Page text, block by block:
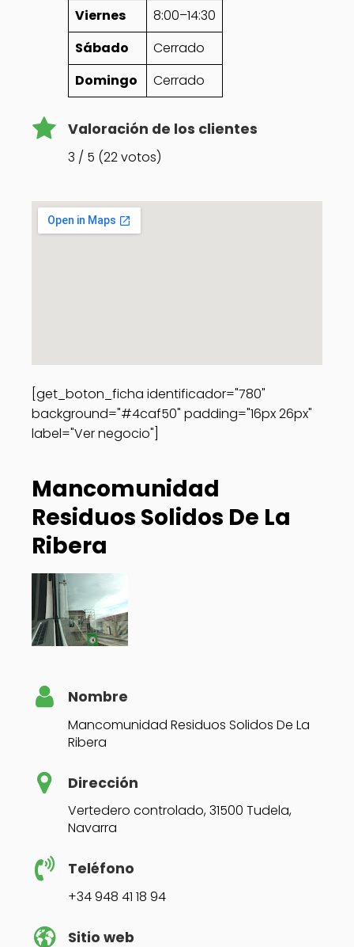
Viernes
8:00–14:30
Sábado
Cerrado
Domingo
Cerrado
Valoración de los clientes
3 / 5 (22 votos)
[get_boton_ficha identificador="780"
background="#4caf50" padding="16px 26px"
label="Ver negocio"]
Mancomunidad
Residuos Solidos De La
Ribera
Nombre
Mancomunidad Residuos Solidos De La
Ribera
Dirección
Vertedero controlado, 31500 Tudela,
Navarra
Teléfono
+34 948 41 18 94
Sitio web